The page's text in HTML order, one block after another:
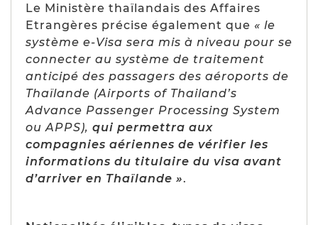
Le Ministère thaïlandais des Affaires
Etrangères précise également que « le
système e-Visa sera mis à niveau pour se
connecter au système de traitement
anticipé des passagers des aéroports de
Thaïlande (Airports of Thailand’s
Advance Passenger Processing System
ou APPS), qui permettra aux
compagnies aériennes de vérifier les
informations du titulaire du visa avant
d’arriver en Thaïlande ».